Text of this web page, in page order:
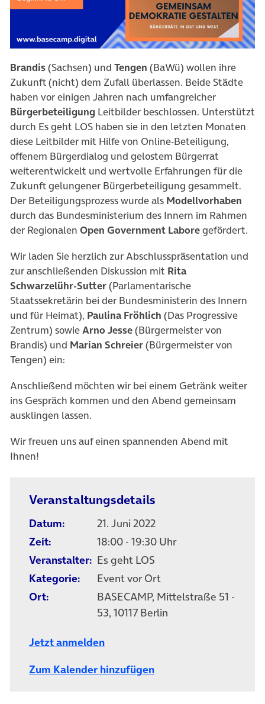
Brandis(Sachsen) und Tengen (BaWü) wollen ihre
Zukunft (nicht) dem Zufall überlassen. Beide Städte
haben vor einigen Jahren nach umfangreicher
Bürgerbeteiligung Leitbilder beschlossen. Unterstützt
durch Es geht LOS haben sie in den letzten Monaten
diese Leitbilder mit Hilfe von Online-Beteiligung,
offenem Bürgerdialog und gelostem Bürgerrat
weiterentwickelt und wertvolle Erfahrungen für die
Zukunft gelungener Bürgerbeteiligung gesammelt.
Der Beteiligungsprozess wurde als Modellvorhaben
durch das Bundesministerium des Innern im Rahmen
der Regionalen Open Government Laboregefördert.
Wir laden Sie herzlich zur Abschlusspräsentation und
zur anschließenden Diskussion mit Rita
Schwarzelühr-Sutter(Parlamentarische
Staatssekretärin bei der Bundesministerin des Innern
und für Heimat), Paulina Fröhlich (Das Progressive
Zentrum) sowieArno Jesse(Bürgermeister von
Brandis) und Marian Schreier(Bürgermeister von
Tengen) ein:
Anschließend möchten wir bei einem Getränk weiter
ins Gespräch kommen und den Abend gemeinsam
ausklingen lassen.
Wir freuen uns auf einen spannenden Abend mit
Ihnen!
Veranstaltungsdetails
Datum:
21. Juni 2022
Zeit:
18:00 - 19:30 Uhr
Veranstalter: Es geht LOS
Kategorie:
Event vor Ort
Ort:
BASECAMP, Mittelstraße 51 -
53, 10117 Berlin
Jetzt anmelden
Zum Kalender hinzufügen